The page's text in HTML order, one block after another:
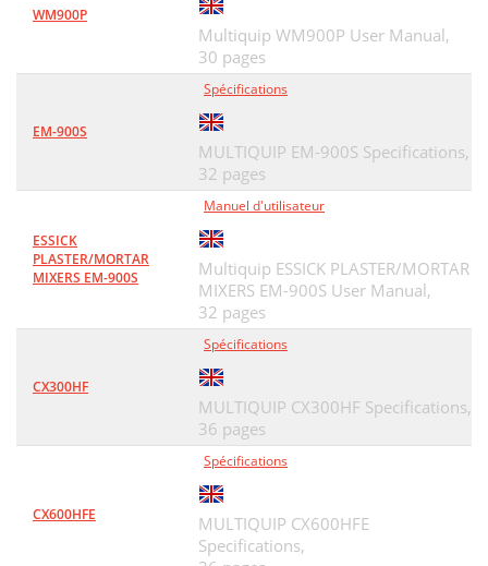
WM900P
Multiquip WM900P User Manual,
30 pages
EM-900S
Spécifications
MULTIQUIP EM-900S Specifications,
32 pages
ESSICK
PLASTER/MORTAR
MIXERS EM-900S
Manuel d'utilisateur
Multiquip ESSICK PLASTER/MORTAR
MIXERS EM-900S User Manual,
32 pages
CX300HF
Spécifications
MULTIQUIP CX300HF Specifications,
36 pages
CX600HFE
Spécifications
MULTIQUIP CX600HFE
Specifications,